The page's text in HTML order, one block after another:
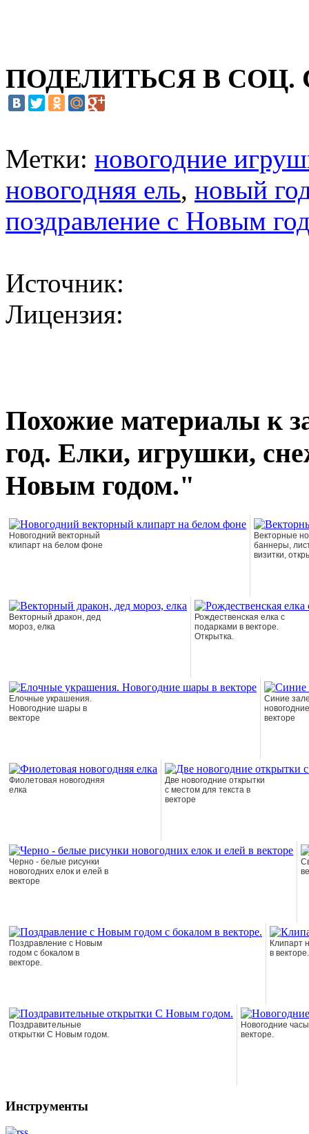
ПОДЕЛИТЬСЯ В СОЦ.
Метки: новогодние
новогодняя ель, новый
поздравление с Новым
Источник:
Лицензия:
Похожие материалы к
год. Елки, игрушки,
Новым годом."
Новогодний векторный
клипарт на белом фоне
Векторные
баннеры,
визитки,
Векторный дракон, дед
мороз, елка
Рождественская елка с
подарками в векторе.
Открытка.
Елочные украшения.
Новогодние шары в
векторе
Синие
векторе
Фиолетовая новогодняя
елка
Две новогодние открытки
с местом для текста в
векторе
Черно - белые рисунки
новогодних елок и елей в
векторе
Поздравление с Новым
годом с бокалом в
векторе.
Клипарт
в векторе.
Поздравительные
открытки С Новым годом.
Новогодние
векторе.
Инструменты